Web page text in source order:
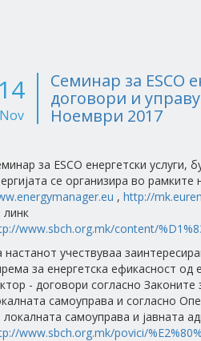
Семинар за ESCO
договори и
Ноември 2017
за ESCO енергетски
се организира во
, http://
линк
www.sbch.org.mk/content/
настанот учествуваа
за енергетска ефикасност од
- договори согласно
самоуправа и согласно
локалната самоуправа и јавната
www.sbch.org.mk/povici/